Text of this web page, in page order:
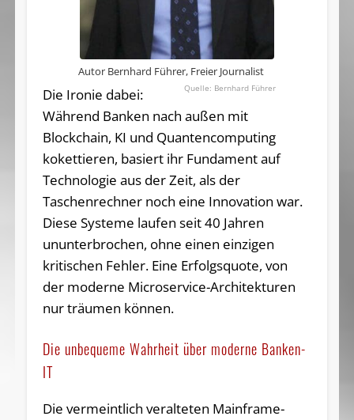
Autor Bernhard Führer, Freier Journalist
Bernhard Führer
Die Ironie dabei:
Während Banken nach außen mit
Blockchain, KI und Quantencomputing
kokettieren, basiert ihr Fundament auf
Technologie aus der Zeit, als der
Taschenrechner noch eine Innovation war.
Diese Systeme laufen seit 40 Jahren
ununterbrochen, ohne einen einzigen
kritischen Fehler. Eine Erfolgsquote, von
der moderne Microservice-Architekturen
nur träumen können.
Die unbequeme Wahrheit über moderne Banken-
IT
Die vermeintlich veralteten Mainframe-